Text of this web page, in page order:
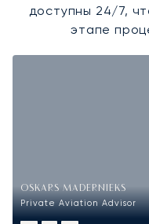
доступны 24/7,
этапе
OSKARS MADERNIEKS
Private Aviation Advisor